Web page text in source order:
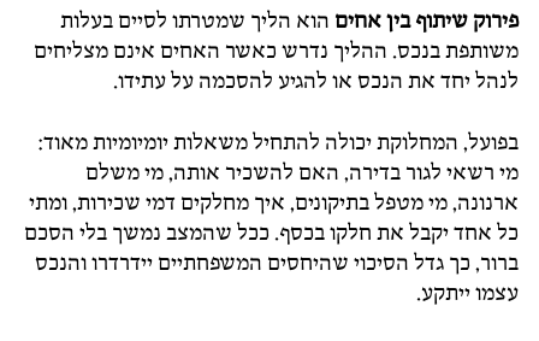
פירוק שיתוף בין אחים הוא הליך שמטרתו לסיים בעלות
משותפת בנכס. ההליך נדרש כאשר האחים אינם מצליחים
לנהל יחד את הנכס או להגיע להסכמה על עתידו.
בפועל, המחלוקת יכולה להתחיל משאלות יומיומיות מאוד:
מי רשאי לגור בדירה, האם להשכיר אותה, מי משלם
ארנונה, מי מטפל בתיקונים, איך מחלקים דמי שכירות, ומתי
כל אחד יקבל את חלקו בכסף. ככל שהמצב נמשך בלי הסכם
ברור, כך גדל הסיכוי שהיחסים המשפחתיים יידרדרו והנכס
עצמו ייתקע.